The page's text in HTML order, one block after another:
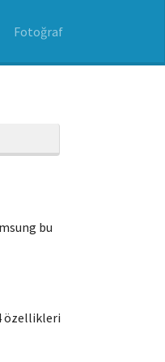
Fotoğraf
bu
özellikleri